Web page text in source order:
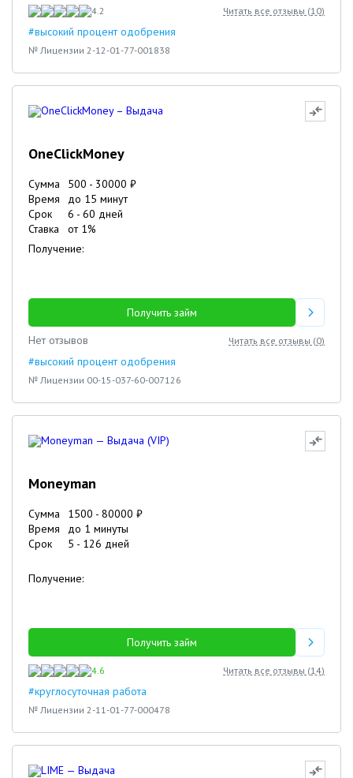
4.2 Читать все отзывы (10)
#высокий процент одобрения
№ Лицензии 2-12-01-77-001838
OneClickMoney
Сумма 500 - 30000 ₽
Время
до 15 минут
Срок
6 - 60 дней
Ставка
от 1%
Получение:
Получить займ
Нет отзывов
Читать все отзывы (0)
#высокий процент одобрения
№ Лицензии 00-15-037-60-007126
Moneyman
Сумма 1500 - 80000 ₽
Время
до 1 минуты
Срок
5 - 126 дней
Получение:
Получить займ
4.6 Читать все отзывы (14)
#круглосуточная работа
№ Лицензии 2-11-01-77-000478